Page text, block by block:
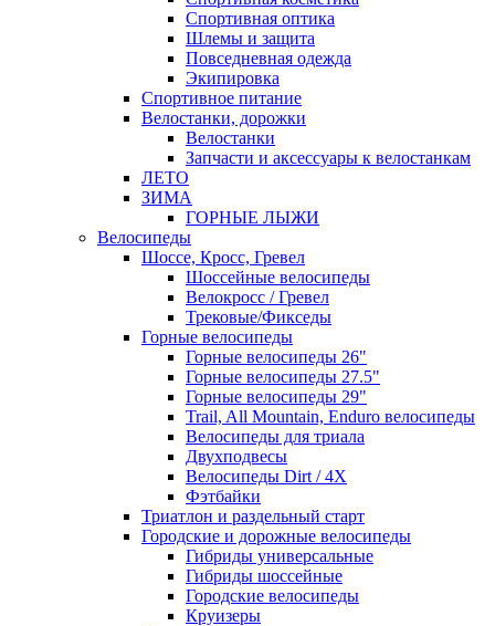
Спортивная оптика
Шлемы и защита
Повседневная одежда
Экипировка
Спортивное питание
Велостанки, дорожки
Велостанки
Запчасти и аксессуары к велостанкам
ЛЕТО
ЗИМА
ГОРНЫЕ ЛЫЖИ
Велосипеды
Шоссе, Кросс, Гревел
Шоссейные велосипеды
Велокросс / Гревел
Трековые/Фикседы
Горные велосипеды
Горные велосипеды 26"
Горные велосипеды 27.5"
Горные велосипеды 29"
Trail, All Mountain, Enduro велосипеды
Велосипеды для триала
Двухподвесы
Велосипеды Dirt / 4X
Фэтбайки
Триатлон и раздельный старт
Городские и дорожные велосипеды
Гибриды универсальные
Гибриды шоссейные
Городские велосипеды
Круизеры